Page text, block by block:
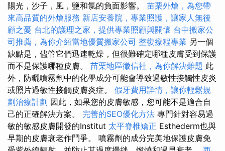
陽光，沙子，風，鹽和氯的負面影響。 苗栗外燴，為您帶
來高品質的外燴服務 新店安養院，專業照護，讓家人無後
顧之憂 台北的護理之家，提供專業照顧與關懷 台中搬家公
司推薦，為你介紹當地優質搬家公司 整復療程專業 另一個
缺點是，儘管它們迅速乾燥，但很難確定哪種皮膚受到保護
而不是保護哪種皮膚。 苗栗地區徵信社，為你解決難題 此
外，防曬噴霧劑中的化學成分可能會導致過敏性接觸性皮炎
或照片過敏性接觸皮膚炎症。 假牙費用詳情，讓你輕鬆規
劃治療計劃 因此，如果您的皮膚敏感，您可能不是適合自
己的正確解決方案。 完善的SEO優化方法 專門針對容易過
敏的敏感皮膚開發的Institut 太平脊椎矯正 Esthederm也與
早期的皮膚衰老作鬥爭。 噴霧劑的成分完美地保護皮膚免